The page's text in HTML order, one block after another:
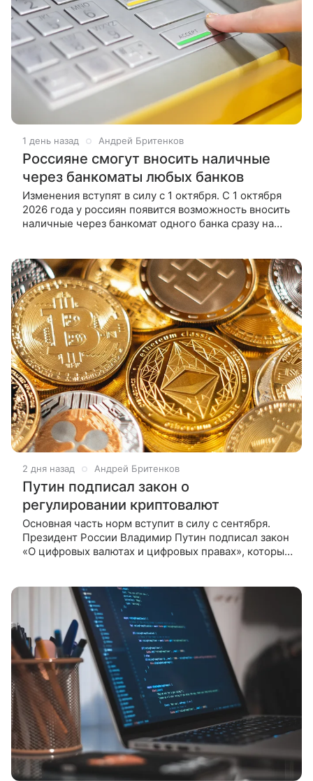
1 день назад Андрей Бритенков
Россияне смогут вносить наличные
через банкоматы любых банков
Изменения вступят в силу с 1 октября. С 1 октября
2026 года у россиян появится возможность вносить
наличные через банкомат одного банка сразу на
2 дня назад Андрей Бритенков
Путин подписал закон о
регулировании криптовалют
Основная часть норм вступит в силу с сентября.
Президент России Владимир Путин подписал закон
«О цифровых валютах и цифровых правах», который